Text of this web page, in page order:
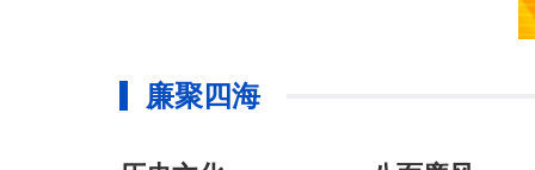
廉聚四海